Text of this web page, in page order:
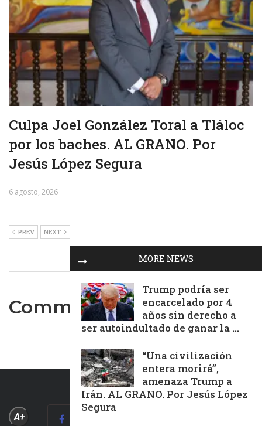
Culpa Joel González Toral a Tláloc
por los baches. AL GRANO. Por
Jesús López Segura
6 agosto, 2026
PREV NEXT
Comments are closed.
MORE NEWS
Trump podría ser
encarcelado por 4
años sin derecho a
ser autoindultado de ganar la ...
“Una civilización
entera morirá”,
amenaza Trump a
Irán. AL GRANO. Por Jesús López
Segura
A+